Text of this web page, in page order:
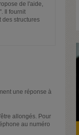
de l'aide,
Il fournit
des structures
une réponse à
allongés. Pour
au numéro